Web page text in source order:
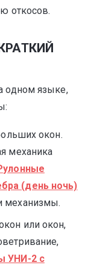
откосов.
одном языке,
окон.
механика
(день ночь)
механизмы.
или окон,
УНИ-2 с